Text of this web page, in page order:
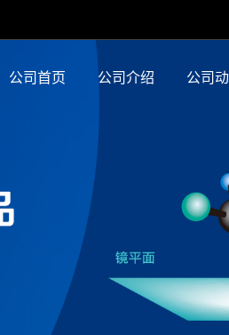
公司首页 公司介绍 公司